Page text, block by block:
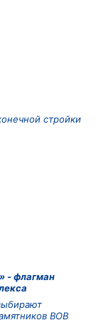
стройки
- флагман
ВОВ